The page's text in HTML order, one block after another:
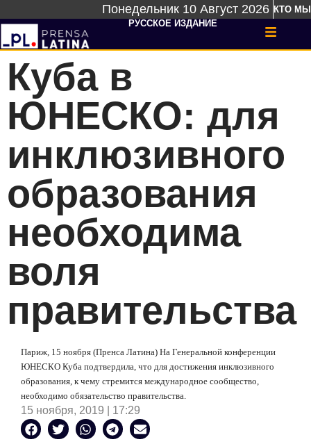
Понедельник 10 Август 2026 КТО МЫ
РУССКОЕ ИЗДАНИЕ
Куба в
ЮНЕСКО: для
инклюзивного
образования
необходима
воля
правительства
Париж, 15 ноября (Пренса Латина) На Генеральной конференции
ЮНЕСКО Куба подтвердила, что для достижения инклюзивного
образования, к чему стремится международное сообщество,
необходимо обязательство правительства.
15 ноября, 2019 | 17:29